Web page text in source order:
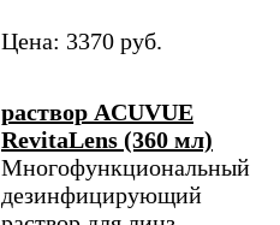
Цена: 3370 руб.
раствор ACUVUE
RevitaLens (360 мл)
Многофункциональный
дезинфицирующий